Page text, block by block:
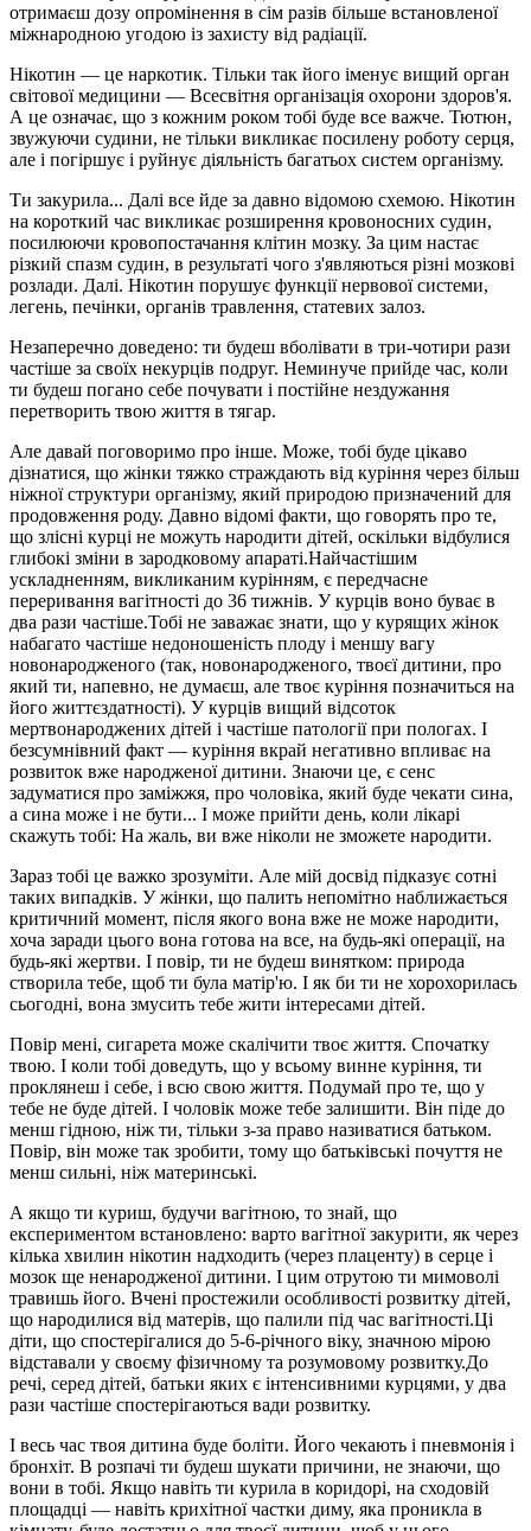
отримаєш дозу опромінення в сім разів більше встановленої
міжнародною угодою із захисту від радіації.
Нікотин — це наркотик. Тільки так його іменує вищий орган
світової медицини — Всесвітня організація охорони здоров'я.
А це означає, що з кожним роком тобі буде все важче. Тютюн,
звужуючи судини, не тільки викликає посилену роботу серця,
але і погіршує і руйнує діяльність багатьох систем організму.
Ти закурила... Далі все йде за давно відомою схемою. Нікотин
на короткий час викликає розширення кровоносних судин,
посилюючи кровопостачання клітин мозку. За цим настає
різкий спазм судин, в результаті чого з'являються різні мозкові
розлади. Далі. Нікотин порушує функції нервової системи,
легень, печінки, органів травлення, статевих залоз.
Незаперечно доведено: ти будеш вболівати в три-чотири рази
частіше за своїх некурців подруг. Неминуче прийде час, коли
ти будеш погано себе почувати і постійне нездужання
перетворить твою життя в тягар.
Але давай поговоримо про інше. Може, тобі буде цікаво
дізнатися, що жінки тяжко страждають від куріння через більш
ніжної структури організму, який природою призначений для
продовження роду. Давно відомі факти, що говорять про те,
що злісні курці не можуть народити дітей, оскільки відбулися
глибокі зміни в зародковому апараті.Найчастішим
ускладненням, викликаним курінням, є передчасне
переривання вагітності до 36 тижнів. У курців воно буває в
два рази частіше.Тобі не заважає знати, що у курящих жінок
набагато частіше недоношеність плоду і меншу вагу
новонародженого (так, новонародженого, твоєї дитини, про
який ти, напевно, не думаєш, але твоє куріння позначиться на
його життєздатності). У курців вищий відсоток
мертвонароджених дітей і частіше патології при пологах. І
безсумнівний факт — куріння вкрай негативно впливає на
розвиток вже народженої дитини. Знаючи це, є сенс
задуматися про заміжжя, про чоловіка, який буде чекати сина,
а сина може і не бути... І може прийти день, коли лікарі
скажуть тобі: На жаль, ви вже ніколи не зможете народити.
Зараз тобі це важко зрозуміти. Але мій досвід підказує сотні
таких випадків. У жінки, що палить непомітно наближається
критичний момент, після якого вона вже не може народити,
хоча заради цього вона готова на все, на будь-які операції, на
будь-які жертви. І повір, ти не будеш винятком: природа
створила тебе, щоб ти була матір'ю. І як би ти не хорохорилась
сьогодні, вона змусить тебе жити інтересами дітей.
Повір мені, сигарета може скалічити твоє життя. Спочатку
твою. І коли тобі доведуть, що у всьому винне куріння, ти
проклянеш і себе, і всю свою життя. Подумай про те, що у
тебе не буде дітей. І чоловік може тебе залишити. Він піде до
менш гідною, ніж ти, тільки з-за право називатися батьком.
Повір, він може так зробити, тому що батьківські почуття не
менш сильні, ніж материнські.
А якщо ти куриш, будучи вагітною, то знай, що
експериментом встановлено: варто вагітної закурити, як через
кілька хвилин нікотин надходить (через плаценту) в серце і
мозок ще ненародженої дитини. І цим отрутою ти мимоволі
травишь його. Вчені простежили особливості розвитку дітей,
що народилися від матерів, що палили під час вагітності.Ці
діти, що спостерігалися до 5-6-річного віку, значною мірою
відставали у своєму фізичному та розумовому розвитку.До
речі, серед дітей, батьки яких є інтенсивними курцями, у два
рази частіше спостерігаються вади розвитку.
І весь час твоя дитина буде боліти. Його чекають і пневмонія і
бронхіт. В розпачі ти будеш шукати причини, не знаючи, що
вони в тобі. Якщо навіть ти курила в коридорі, на сходовій
площадці — навіть крихітної частки диму, яка проникла в